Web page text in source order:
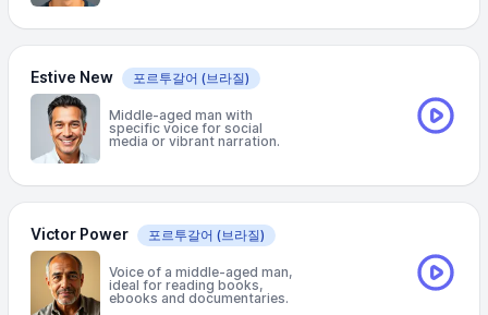
Estive New 포르투갈어 (브라질)
Middle-aged man with
specific voice for social
media or vibrant narration.
Victor Power 포르투갈어 (브라질)
Voice of a middle-aged man,
ideal for reading books,
ebooks and documentaries.